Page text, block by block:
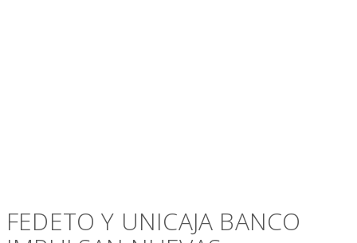
FEDETO Y UNICAJA BANCO